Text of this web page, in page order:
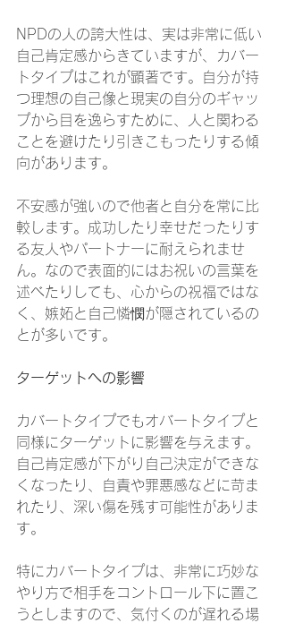
NPDの人の誇大性は、実は非常に低い
自己肯定感からきていますが、カバー
トタイプはこれが顕著です。自分が持
つ理想の自己像と現実の自分のギャッ
プから目を逸らすために、人と関わる
ことを避けたり引きこもったりする傾
向があります。
不安感が強いので他者と自分を常に比
較します。成功したり幸せだったりす
る友人やパートナーに耐えられませ
ん。なので表面的にはお祝いの言葉を
述べたりしても、心からの祝福ではな
く、嫉妬と自己憐憫が隠されているの
とが多いです。
ターゲットへの影響
カバートタイプでもオバートタイプと
同様にターゲットに影響を与えます。
自己肯定感が下がり自己決定ができな
くなったり、自責や罪悪感などに苛ま
れたり、深い傷を残す可能性がありま
す。
特にカバートタイプは、非常に巧妙な
やり方で相手をコントロール下に置こ
うとしますので、気付くのが遅れる場